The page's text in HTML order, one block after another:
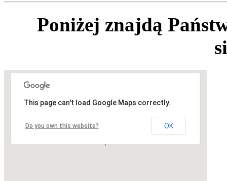
Poniżej znajdą
This page can't load Google Maps correctly.
Do you own this website? OK